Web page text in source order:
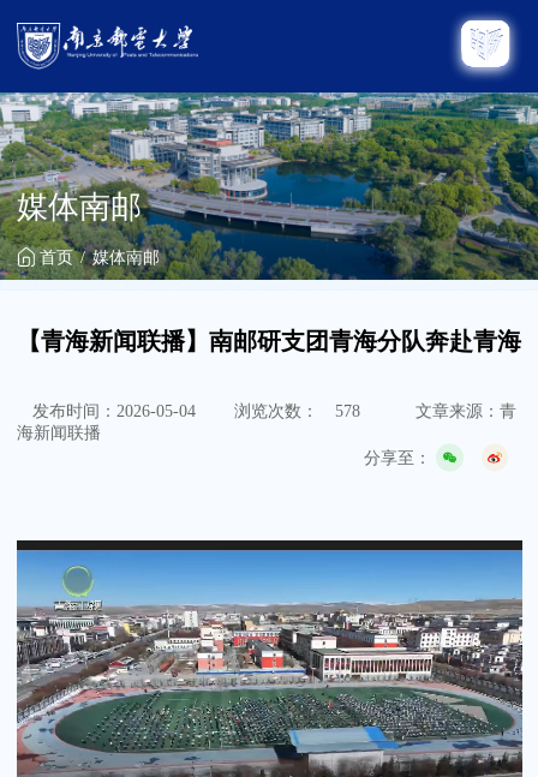
关闭
媒体南邮
首页 媒体南邮
【青海新闻联播】南邮研支团青海分队奔赴青海
发布时间：2026-05-04 浏览次数： 578
文章来源：青
海新闻联播
分享至：